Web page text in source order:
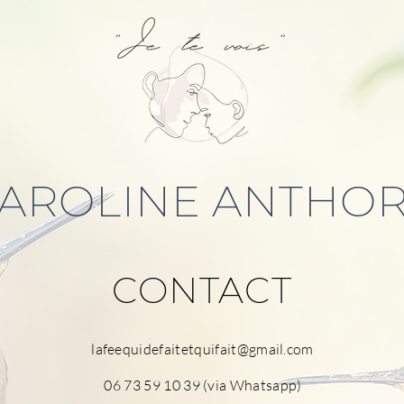
CONTACT
lafeequidefaitetquifait@gmail.com
06 73 59 10 39(via Whatsapp)